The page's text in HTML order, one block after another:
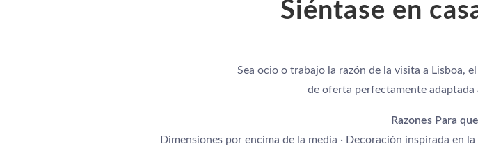
Siéntase en
Sea ocio o trabajo la razón de la visita a Lisboa,
de oferta perfectamente adaptada
Razones Para
Dimensiones por encima de la media · Decoración inspirada en